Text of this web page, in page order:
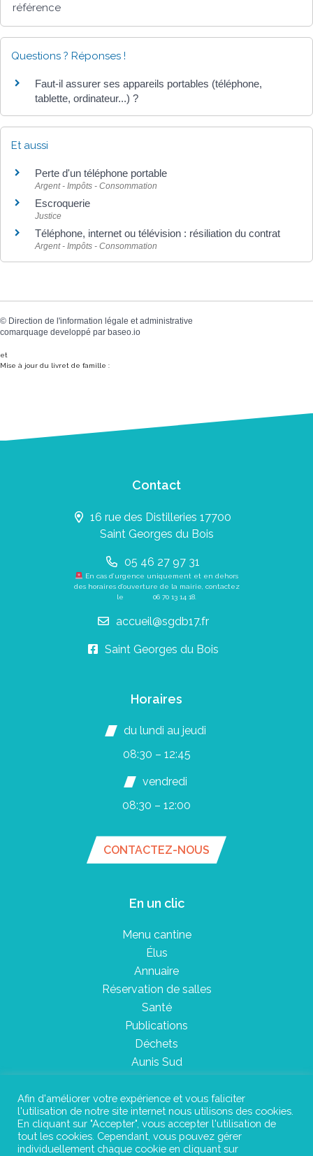
référence
Questions ? Réponses !
Faut-il assurer ses appareils portables (téléphone,
tablette, ordinateur...) ?
Et aussi
Perte d'un téléphone portable
Argent - Impôts - Consommation
Escroquerie
Justice
Téléphone, internet ou télévision : résiliation du contrat
Argent - Impôts - Consommation
© Direction de l'information légale et administrative
comarquage developpé par baseo.io
et
Mise à jour du livret de famille :
Contact
16 rue des Distilleries 17700
Saint Georges du Bois
05 46 27 97 31
En cas d’urgence uniquement et en dehors
des horaires d’ouverture de la mairie, contactez
le 06 70 13 14 18.
accueil@sgdb17.fr
Saint Georges du Bois
Horaires
du lundi au jeudi
08:30 – 12:45
vendredi
08:30 – 12:00
CONTACTEZ-NOUS
En un clic
Menu cantine
Élus
Annuaire
Réservation de salles
Santé
Publications
Déchets
Aunis Sud
Plan du site
Mentions légales
Afin d'améliorer votre expérience et vous faliciter
l'utilisation de notre site internet nous utilisons des cookies.
En cliquant sur "Accepter", vous accepter l'utilisation de
tout les cookies. Cependant, vous pouvez gérer
individuellement chaque cookie en cliquant sur